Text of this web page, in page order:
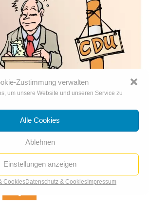
Zustimmung verwalten
um unsere Website und unseren Service zu
Alle Cookies
Ablehnen
Einstellungen anzeigen
CookiesDatenschutz & CookiesImpressum